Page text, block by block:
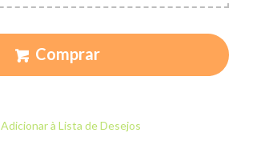
Comprar
Adicionar à Lista de Desejos